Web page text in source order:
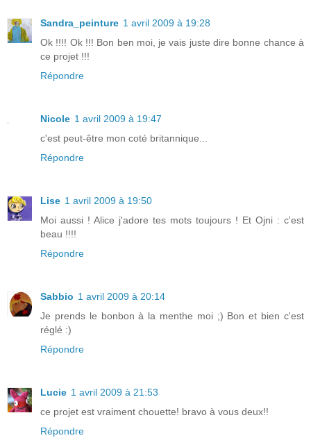
Sandra_peinture 1 avril 2009 à 19:28
Ok !!!! Ok !!! Bon ben moi, je vais juste dire bonne chance à
ce projet !!!
Répondre
Nicole 1 avril 2009 à 19:47
c'est peut-être mon coté britannique...
Répondre
Lise 1 avril 2009 à 19:50
Moi aussi ! Alice j'adore tes mots toujours ! Et Ojni : c'est
beau !!!!
Répondre
Sabbio 1 avril 2009 à 20:14
Je prends le bonbon à la menthe moi ;) Bon et bien c'est
réglé :)
Répondre
Lucie 1 avril 2009 à 21:53
ce projet est vraiment chouette! bravo à vous deux!!
Répondre